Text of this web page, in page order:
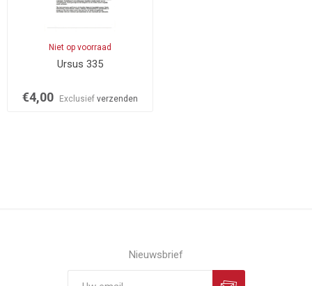
Niet op voorraad
Ursus 335
€4,00 Exclusief verzenden
Nieuwsbrief